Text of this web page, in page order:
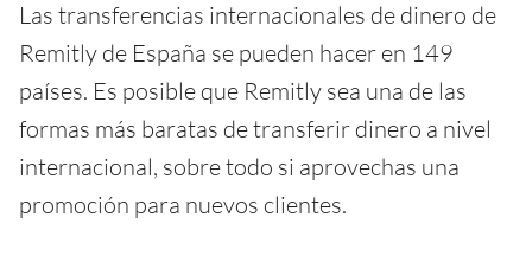
Las transferencias internacionales de dinero de
Remitly de España se pueden hacer en 149
países. Es posible que Remitly sea una de las
formas más baratas de transferir dinero a nivel
internacional, sobre todo si aprovechas una
promoción para nuevos clientes.